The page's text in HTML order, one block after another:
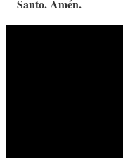
Santo. Amén.